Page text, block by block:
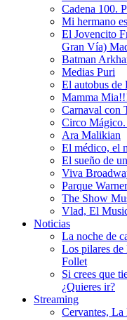
Cadena 100.
Mi hermano
El Jovencito
Gran Vía)
Batman
Medias Puri
El autobus
Mamma
Carnaval con
Circo
Ara Malikian
El médico, el
El sueño de
Viva
Parque
The Show
Vlad, El
Noticias
La noche de
Los pilares de
Follet
Si crees que
¿Quieres ir?
Streaming
Cervantes, La